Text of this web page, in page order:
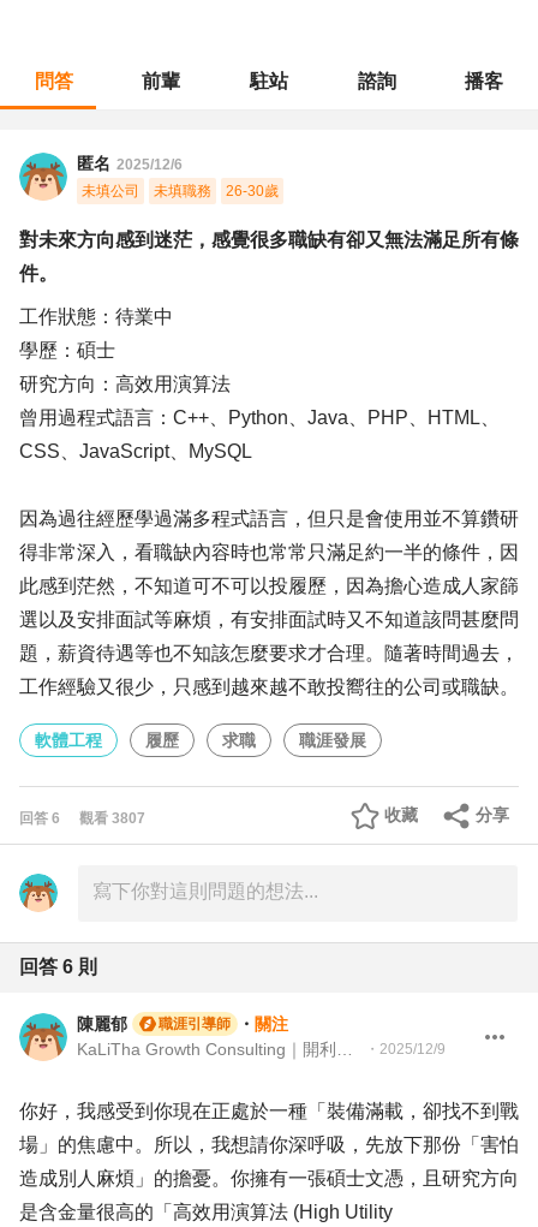
問答 前輩 駐站 諮詢 播客
匿名 2025/12/6
未填公司
未填職務 26-30歲
對未來方向感到迷茫，感覺很多職缺有卻又無法滿足所有條
件。
工作狀態：待業中
學歷：碩士
研究方向：高效用演算法
曾用過程式語言：C++、Python、Java、PHP、HTML、
CSS、JavaScript、MySQL
因為過往經歷學過滿多程式語言，但只是會使用並不算鑽研
得非常深入，看職缺內容時也常常只滿足約一半的條件，因
此感到茫然，不知道可不可以投履歷，因為擔心造成人家篩
選以及安排面試等麻煩，有安排面試時又不知道該問甚麼問
題，薪資待遇等也不知該怎麼要求才合理。隨著時間過去，
工作經驗又很少，只感到越來越不敢投嚮往的公司或職缺。
軟體工程 履歷 求職 職涯發展
回答 6 觀看 3807 分享
收藏
回答 6 則
陳麗郁 職涯引導師 ・ 關注
・ 2025/12/9
你好，我感受到你現在正處於一種「裝備滿載，卻找不到戰
場」的焦慮中。所以，我想請你深呼吸，先放下那份「害怕
造成別人麻煩」的擔憂。你擁有一張碩士文憑，且研究方向
是含金量很高的「高效用演算法 (High Utility